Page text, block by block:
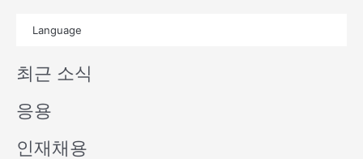
u
e
i
n
Language
최근 소식
응용
인재채용